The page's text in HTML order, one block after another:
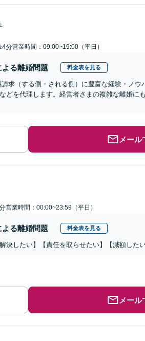
4分営業時間：09:00~19:00（平日）
る離婚問題 料金表を見る
請求（する側・される側）に豊富な経験・ノ
どを代理します。経営者さまの複雑な離婚
メール
営業時間：00:00~23:59（平日）
る離婚問題 料金表を見る
したい】【責任を取らせたい】【減額したい
メール